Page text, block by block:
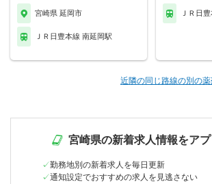
宮崎県 延岡市
ＪＲ日豊本線 南延岡駅
ＪＲ日
近隣の同じ路線の別の
宮崎県の新着求人情報をア
勤務地別の新着求人を毎日更新
通知設定でおすすめの求人を見逃さない